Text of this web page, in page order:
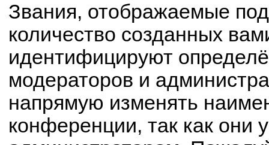
Звания, отображаемые
количество созданных
идентифицируют
модераторов и
напрямую изменять
конференции, так как они